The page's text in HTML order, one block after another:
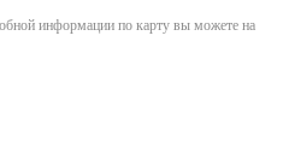
информации по карту вы можете на